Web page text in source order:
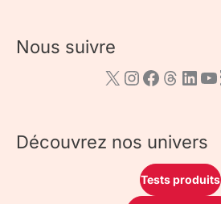
Nous suivre
Découvrez nos univers
Tests produits